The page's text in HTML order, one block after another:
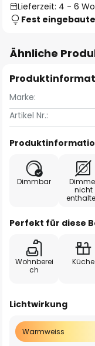
Lieferzeit: 4 - 6
Fest
Ähnliche
Marke:
Artikel Nr.:
Dimmbar
nicht
Perfekt für diese
Wohnberei
ch
Küche
Lichtwirkung
Warmweiss